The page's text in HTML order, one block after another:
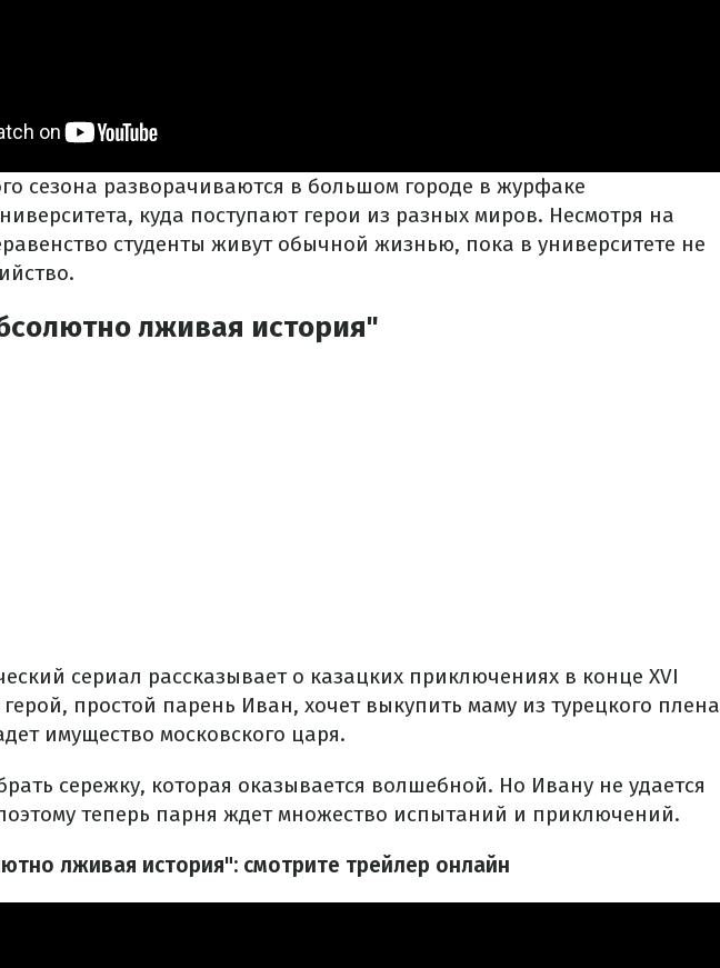
сезона разворачиваются в большом городе в журфаке
куда поступают герои из разных миров. Несмотря на
студенты живут обычной жизнью, пока в университете не
лживая история"
сериал рассказывает о казацких приключениях в конце XVI
простой парень Иван, хочет выкупить маму из турецкого плена
имущество московского царя.
сережку, которая оказывается волшебной. Но Ивану не удается
теперь парня ждет множество испытаний и приключений.
лживая история": смотрите трейлер онлайн